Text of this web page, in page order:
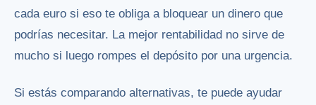
cada euro si eso te obliga a bloquear un dinero que
podrías necesitar. La mejor rentabilidad no sirve de
mucho si luego rompes el depósito por una urgencia.
Si estás comparando alternativas, te puede ayudar